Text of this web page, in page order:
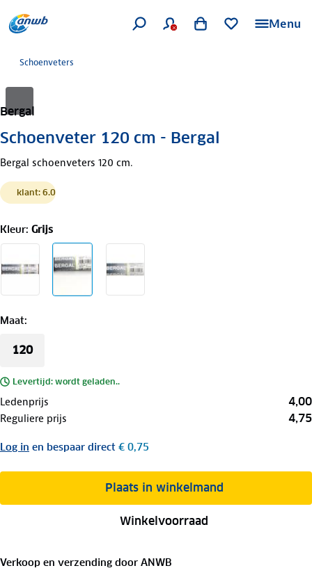
Menu
Schoenveters
Bergal
Schoenveter 120 cm - Bergal
Bergal schoenveters 120 cm.
klant: 6.0
Kleur: Grijs
Maat:
120
Levertijd: wordt geladen..
Ledenprijs 4,00
Reguliere prijs 4,75
Log in en bespaar direct € 0,75
Plaats in winkelmand
Winkelvoorraad
Verkoop en verzending door ANWB